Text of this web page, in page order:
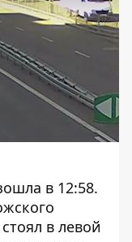
в 12:58.
в левой